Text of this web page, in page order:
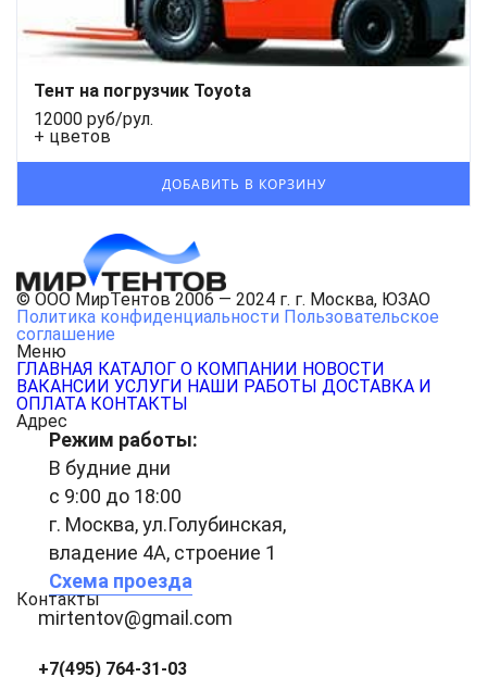
Тент на погрузчик Toyota
12000 руб/рул.
+ цветов
© ООО МирТентов 2006 — 2024 г. г. Москва, ЮЗАО
Политика конфиденциальности Пользовательское
соглашение
Меню
ГЛАВНАЯ КАТАЛОГ О КОМПАНИИ НОВОСТИ
ВАКАНСИИ УСЛУГИ НАШИ РАБОТЫ ДОСТАВКА И
ОПЛАТА КОНТАКТЫ
Адрес
Режим работы:
В будние дни
с 9:00 до 18:00
г. Москва, ул.Голубинская,
владение 4А, строение 1
Схема проезда
Контакты
mirtentov@gmail.com
+7(495) 764-31-03